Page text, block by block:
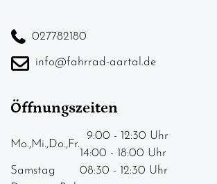
027782180
info@fahrrad-aartal.de
Öffnungszeiten
Mo.,Mi.,Do.,Fr.
9:00 - 12:30 Uhr
14:00 - 18:00 Uhr
Samstag
08:30 - 12:30 Uhr